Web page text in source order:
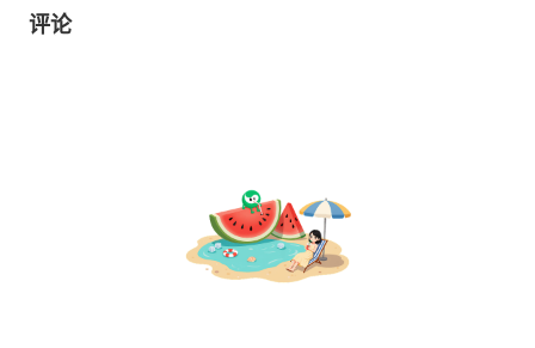
评论